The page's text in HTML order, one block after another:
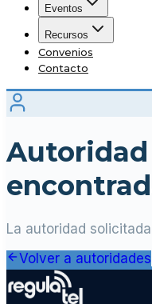
Eventos
Recursos
Convenios
Contacto
La autoridad
Volver a autoridades